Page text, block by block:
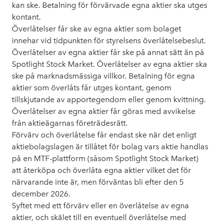
kan ske. Betalning för förvärvade egna aktier ska utges
kontant.
Överlåtelser får ske av egna aktier som bolaget
innehar vid tidpunkten för styrelsens överlåtelsebeslut.
Överlåtelser av egna aktier får ske på annat sätt än på
Spotlight Stock Market. Överlåtelser av egna aktier ska
ske på marknadsmässiga villkor. Betalning för egna
aktier som överlåts får utges kontant, genom
tillskjutande av apportegendom eller genom kvittning.
Överlåtelser av egna aktier får göras med avvikelse
från aktieägarnas företrädesrätt.
Förvärv och överlåtelse får endast ske när det enligt
aktiebolagslagen är tillåtet för bolag vars aktie handlas
på en MTF-plattform (såsom Spotlight Stock Market)
att återköpa och överlåta egna aktier vilket det för
närvarande inte är, men förväntas bli efter den 5
december 2026.
Syftet med ett förvärv eller en överlåtelse av egna
aktier, och skälet till en eventuell överlåtelse med